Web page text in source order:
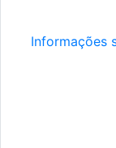
Informações